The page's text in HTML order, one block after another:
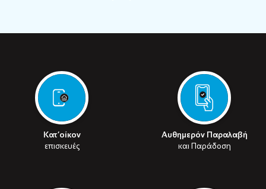
Κατ’οίκον
επισκευές
Αυθημερόν Παραλαβή
και Παράδοση